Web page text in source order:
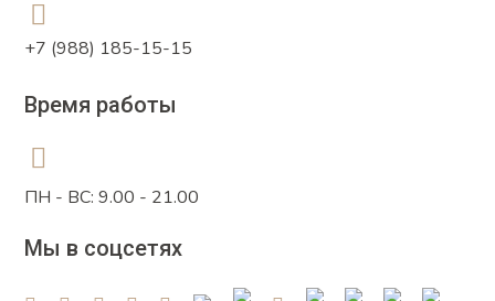
+7 (988) 185-15-15
Время работы
ПН - ВС: 9.00 - 21.00
Мы в соцсетях